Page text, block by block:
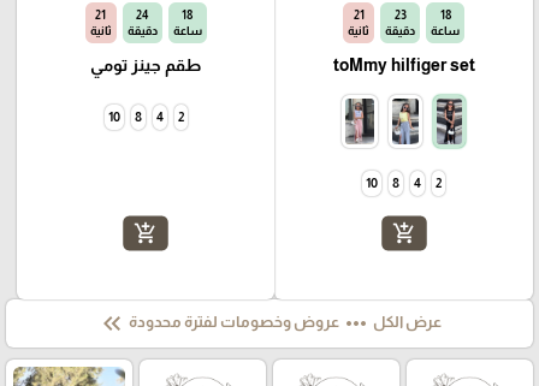
18
ساعة
23
دقيقة
20
ثانية
toMmy hilfiger set
2
4
8
10
add_shopping_cart
18
ساعة
24
دقيقة
20
ثانية
طقم جينز تومي
2
4
8
10
add_shopping_cart
عرض الكل more_horiz عروض وخصومات لفترة محدودة keyboard_double_arrow_left